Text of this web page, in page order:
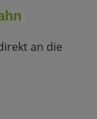
an die